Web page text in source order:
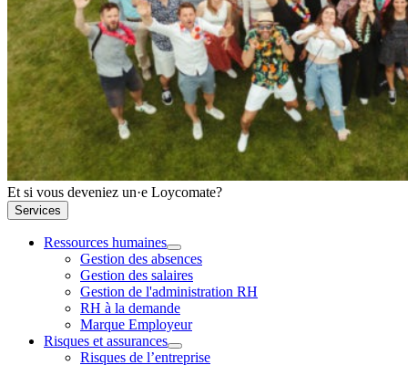
Et si vous deveniez un·e Loycomate?
Services
Ressources humaines
Gestion des absences
Gestion des salaires
Gestion de l'administration RH
RH à la demande
Marque Employeur
Risques et assurances
Risques de l’entreprise